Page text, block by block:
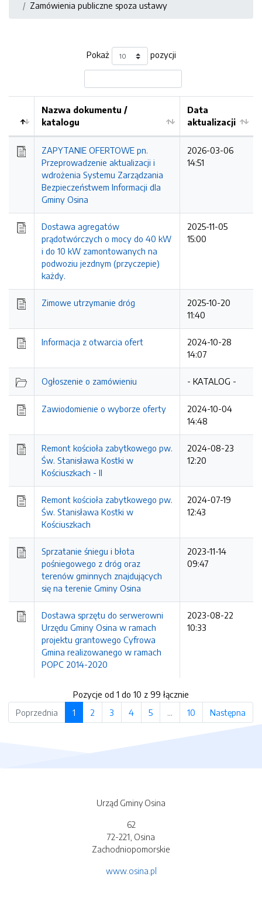
Zamówienia publiczne spoza ustawy
Pokaż pozycji
Nazwa dokumentu /
katalogu
Data
aktualizacji
ZAPYTANIE OFERTOWE pn.
Przeprowadzenie aktualizacji i
wdrożenia Systemu Zarządzania
Bezpieczeństwem Informacji dla
Gminy Osina
2026-03-06
14:51
Dostawa agregatów
prądotwórczych o mocy do 40 kW
i do 10 kW zamontowanych na
podwoziu jezdnym (przyczepie)
każdy.
2025-11-05
15:00
Zimowe utrzymanie dróg
2025-10-20
11:40
Informacja z otwarcia ofert
2024-10-28
14:07
Ogłoszenie o zamówieniu - KATALOG -
Zawiodomienie o wyborze oferty
2024-10-04
14:48
Remont kościoła zabytkowego pw.
Św. Stanisława Kostki w
Kościuszkach - II
2024-08-23
12:20
Remont kościoła zabytkowego pw.
Św. Stanisława Kostki w
Kościuszkach
2024-07-19
12:43
Sprzatanie śniegu i błota
pośniegowego z dróg oraz
terenów gminnych znajdujących
się na terenie Gminy Osina
2023-11-14
09:47
Dostawa sprzętu do serwerowni
Urzędu Gminy Osina w ramach
projektu grantowego Cyfrowa
Gmina realizowanego w ramach
POPC 2014-2020
2023-08-22
10:33
Pozycje od 1 do 10 z 99 łącznie
Poprzednia
1 2 3 4 5 … 10 Następna
Urząd Gminy Osina
62
72-221, Osina
Zachodniopomorskie
www.osina.pl